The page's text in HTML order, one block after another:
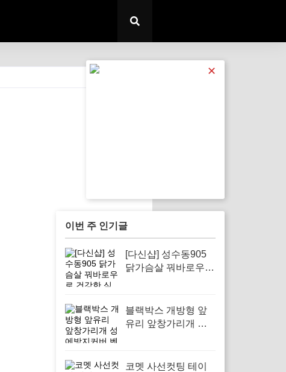
✕
이번 주 인기글
[다신샵] 성수동905
닭가슴살 꿔바로우로
블랙박스 개방형 앞
유리 앞창가리개 성
철 안전 운전 필수
코멧 사선컷팅 테이